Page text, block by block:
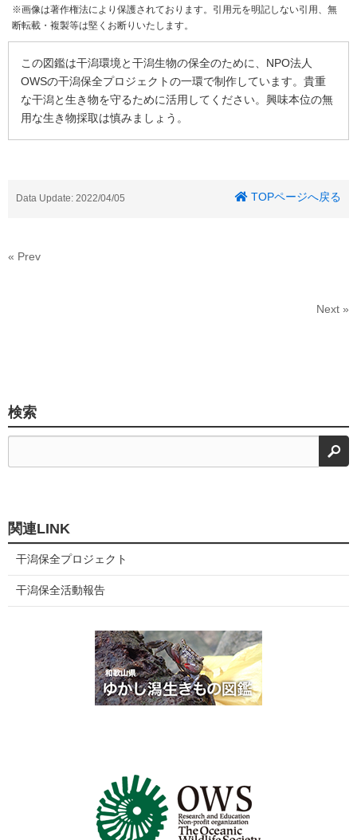
※画像は著作権法により保護されております。引用元を明記しない引用、無
断転載・複製等は堅くお断りいたします。
この図鑑は干潟環境と干潟生物の保全のために、NPO法人
OWSの干潟保全プロジェクトの一環で制作しています。貴重
な干潟と生き物を守るために活用してください。興味本位の無
用な生き物採取は慎みましょう。
Data Update: 2022/04/05 TOPページへ戻る
« Prev
Next »
検索
検
関連LINK
干潟保全プロジェクト
干潟保全活動報告